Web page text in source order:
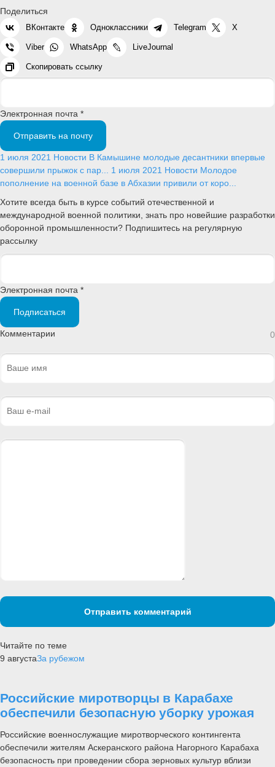
Поделиться
ВКонтакте Одноклассники Telegram X
Viber WhatsApp LiveJournal
Скопировать ссылку
Электронная почта *
Отправить на почту
1 июля 2021 Новости В Камышине молодые десантники впервые
совершили прыжок с пар... 1 июля 2021 Новости Молодое
пополнение на военной базе в Абхазии привили от коро...
Хотите всегда быть в курсе событий отечественной и
международной военной политики, знать про новейшие разработки
оборонной промышленности? Подпишитесь на регулярную
рассылку
Электронная почта *
Подписаться
Комментарии 0
Отправить комментарий
Читайте по теме
9 августаЗа рубежом
Российские миротворцы в Карабахе
обеспечили безопасную уборку урожая
Российские военнослужащие миротворческого контингента
обеспечили жителям Аскеранского района Нагорного Карабаха
безопасность при проведении сбора зерновых культур вблизи